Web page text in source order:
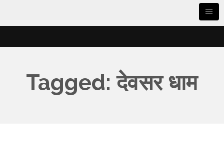
Tagged: देवसर धाम